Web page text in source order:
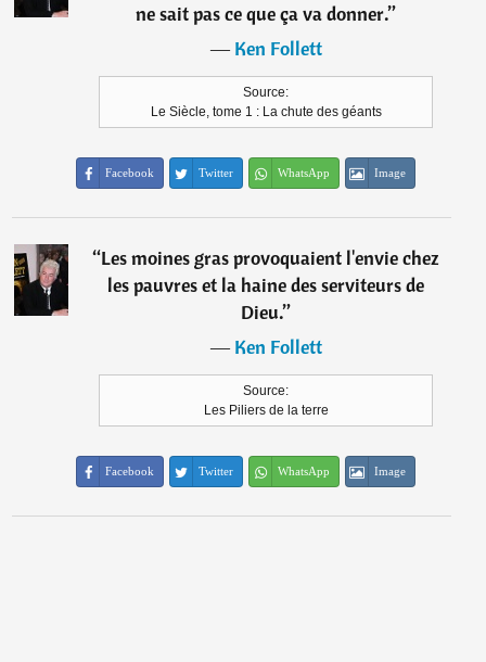
ne sait pas ce que ça va donner.”
―Ken Follett
Source:
Le Siècle, tome 1 : La chute des géants
Facebook Twitter WhatsApp Image
“Les moines gras provoquaient l'envie chez
les pauvres et la haine des serviteurs de
Dieu.”
―Ken Follett
Source:
Les Piliers de la terre
Facebook Twitter WhatsApp Image